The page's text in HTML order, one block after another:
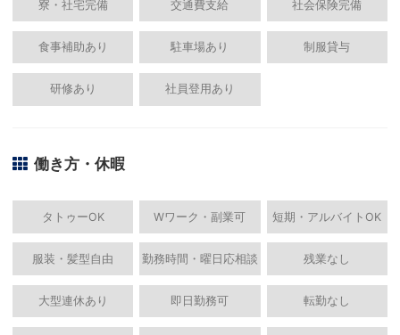
寮・社宅完備 交通費支給 社会保険完備
食事補助あり 駐車場あり 制服貸与
研修あり 社員登用あり
働き方・休暇
タトゥーOK Wワーク・副業可 短期・アルバイトOK
服装・髪型自由 勤務時間・曜日応相談 残業なし
大型連休あり 即日勤務可 転勤なし